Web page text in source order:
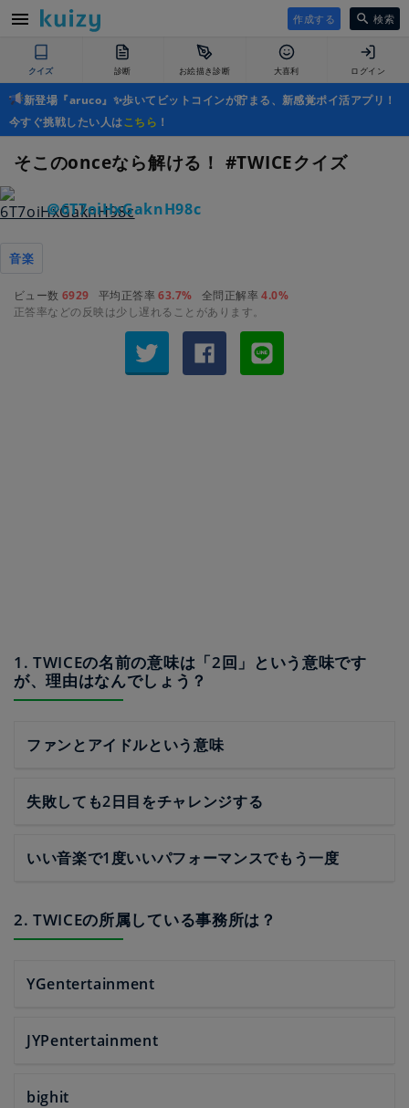
作成する 検索
クイズ 診断 お絵描き診断 大喜利 ログイン
新登場『aruco』✨歩いてビットコインが貯まる、新感覚ポイ活アプリ！
今すぐ挑戦したい人はこちら ！
そこのonceなら解ける！ #TWICEクイズ
＠6T7oiHxGaknH98c
音楽
ビュー数 6929 平均正答率63.7% 全問正解率4.0%
正答率などの反映は少し遅れることがあります。
1. TWICEの名前の意味は「2回」という意味です
が、理由はなんでしょう？
ファンとアイドルという意味
失敗しても2日目をチャレンジする
いい音楽で1度いいパフォーマンスでもう一度
2. TWICEの所属している事務所は？
YGentertainment
JYPentertainment
bighit